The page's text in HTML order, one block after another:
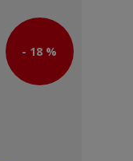
- 18 %